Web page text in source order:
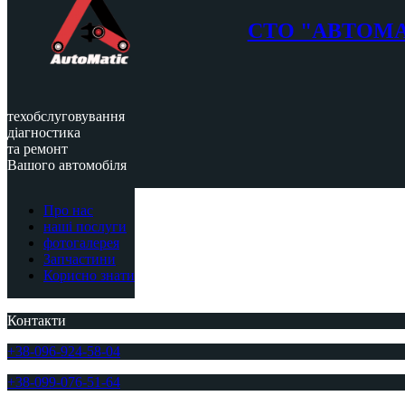
СТО
техобслуговування
діагностика
та ремонт
Вашого автомобіля
Про нас
наші послуги
фотогалерея
Запчастини
Корисно знати
Контакти
+38-096-924-58-04
+38-099-076-51-64